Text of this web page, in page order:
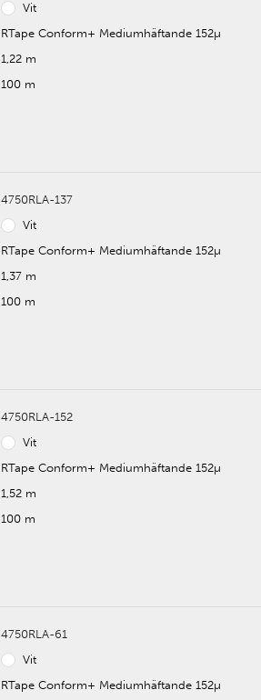
Vit
RTape Conform+ Mediumhäftande 152µ
1,22 m
100 m
4750RLA-137
Vit
RTape Conform+ Mediumhäftande 152µ
1,37 m
100 m
4750RLA-152
Vit
RTape Conform+ Mediumhäftande 152µ
1,52 m
100 m
4750RLA-61
Vit
RTape Conform+ Mediumhäftande 152µ